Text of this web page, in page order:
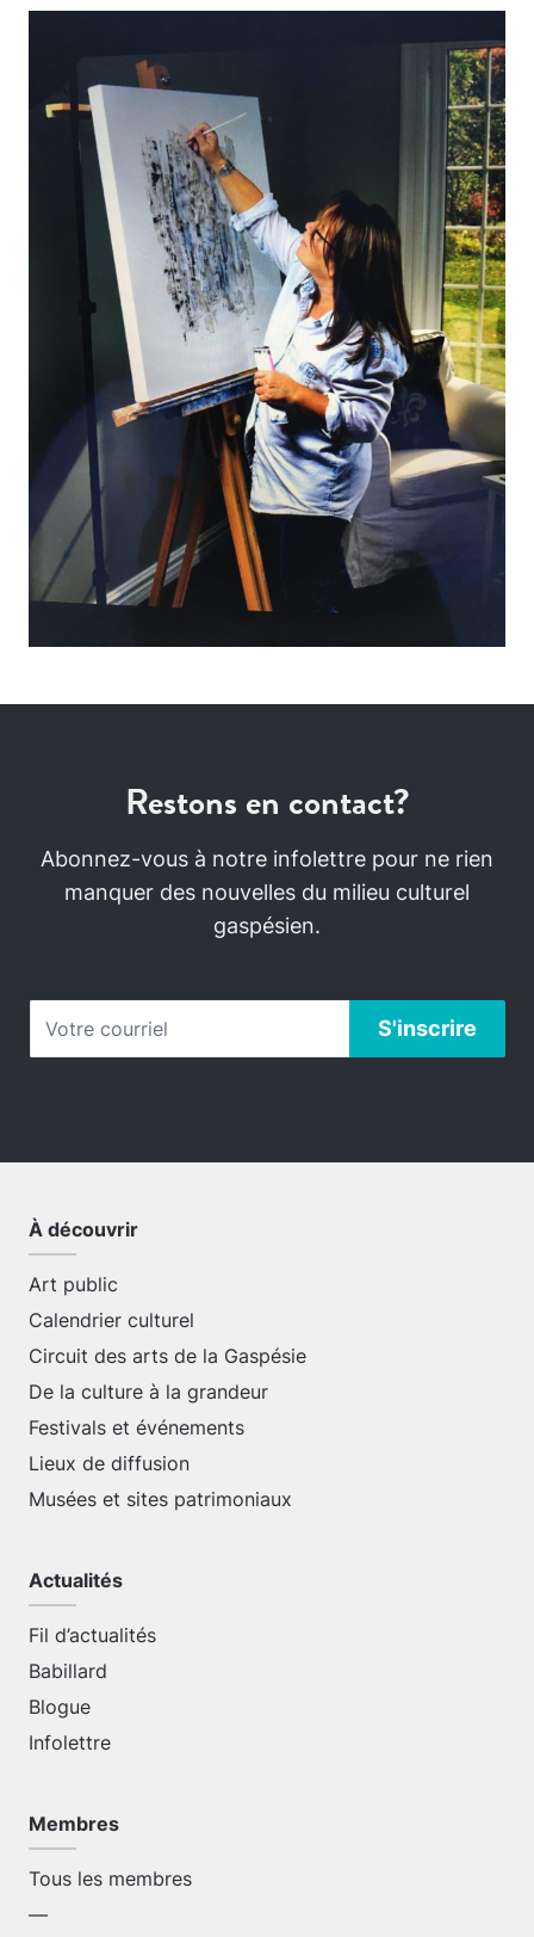
Restons en contact?
Abonnez-vous à notre infolettre pour ne rien
manquer des nouvelles du milieu culturel
gaspésien.
À découvrir
Art public
Calendrier culturel
Circuit des arts de la Gaspésie
De la culture à la grandeur
Festivals et événements
Lieux de diffusion
Musées et sites patrimoniaux
Actualités
Fil d’actualités
Babillard
Blogue
Infolettre
Membres
Tous les membres
—